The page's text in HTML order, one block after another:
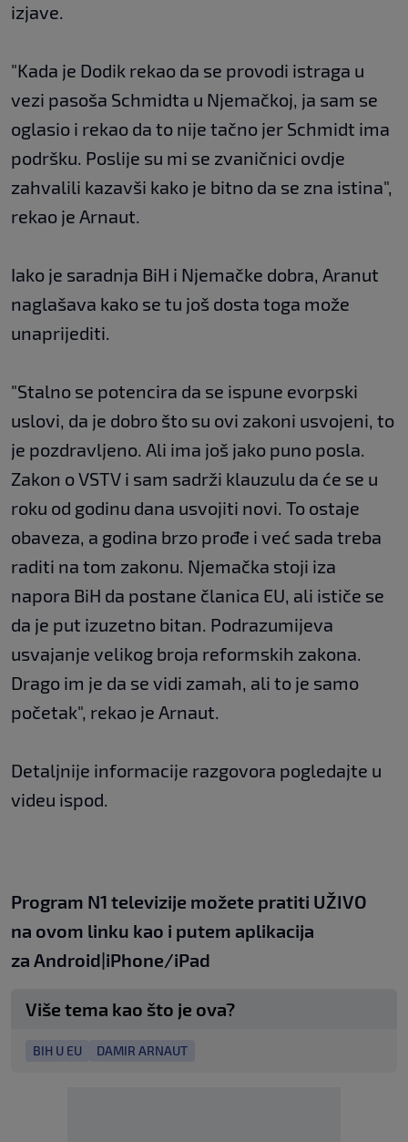
izjave.
"Kada je Dodik rekao da se provodi istraga u
vezi pasoša Schmidta u Njemačkoj, ja sam se
oglasio i rekao da to nije tačno jer Schmidt ima
podršku. Poslije su mi se zvaničnici ovdje
zahvalili kazavši kako je bitno da se zna istina",
rekao je Arnaut.
Iako je saradnja BiH i Njemačke dobra, Aranut
naglašava kako se tu još dosta toga može
unaprijediti.
"Stalno se potencira da se ispune evorpski
uslovi, da je dobro što su ovi zakoni usvojeni, to
je pozdravljeno. Ali ima još jako puno posla.
Zakon o VSTV i sam sadrži klauzulu da će se u
roku od godinu dana usvojiti novi. To ostaje
obaveza, a godina brzo prođe i već sada treba
raditi na tom zakonu. Njemačka stoji iza
napora BiH da postane članica EU, ali ističe se
da je put izuzetno bitan. Podrazumijeva
usvajanje velikog broja reformskih zakona.
Drago im je da se vidi zamah, ali to je samo
početak", rekao je Arnaut.
Detaljnije informacije razgovora pogledajte u
videu ispod.
Program N1 televizije možete pratiti UŽIVO
na ovom linku kao i putem aplikacija
za Android|iPhone/iPad
Više tema kao što je ova?
BIH U EU DAMIR ARNAUT